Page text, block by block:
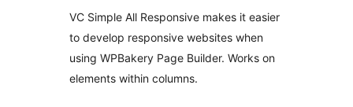
VC Simple All Responsive makes it easier
to develop responsive websites when
using WPBakery Page Builder. Works on
elements within columns.